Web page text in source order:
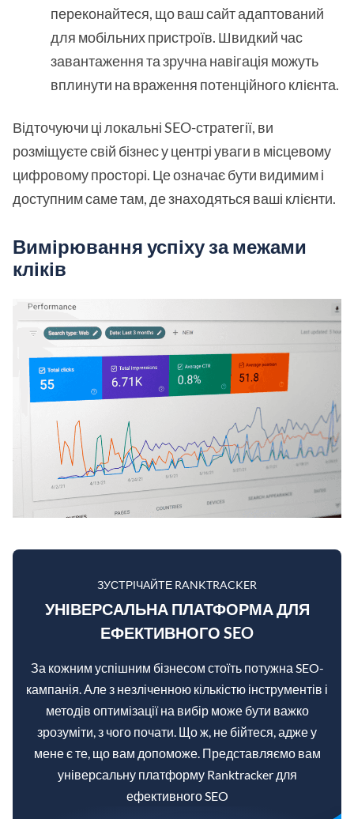
переконайтеся, що ваш сайт адаптований
для мобільних пристроїв. Швидкий час
завантаження та зручна навігація можуть
вплинути на враження потенційного клієнта.
Відточуючи ці локальні SEO-стратегії, ви
розміщуєте свій бізнес у центрі уваги в місцевому
цифровому просторі. Це означає бути видимим і
доступним саме там, де знаходяться ваші клієнти.
Вимірювання успіху за межами
кліків
ЗУСТРІЧАЙТЕ RANKTRACKER
УНІВЕРСАЛЬНА ПЛАТФОРМА ДЛЯ
ЕФЕКТИВНОГО SEO
За кожним успішним бізнесом стоїть потужна SEO-
кампанія. Але з незліченною кількістю інструментів і
методів оптимізації на вибір може бути важко
зрозуміти, з чого почати. Що ж, не бійтеся, адже у
мене є те, що вам допоможе. Представляємо вам
універсальну платформу Ranktracker для
ефективного SEO